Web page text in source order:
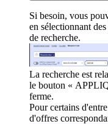
Si besoin, vous
en sélectionnant
de recherche.
La recherche est
le bouton «
ferme.
Pour certains
d'offres